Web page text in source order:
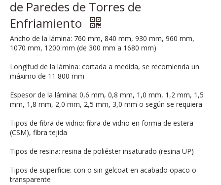
de Paredes de Torres de
Enfriamiento
Ancho de la lámina: 760 mm, 840 mm, 930 mm, 960 mm,
1070 mm, 1200 mm (de 300 mm a 1680 mm)
Longitud de la lámina: cortada a medida, se recomienda un
máximo de 11 800 mm
Espesor de la lámina: 0,6 mm, 0,8 mm, 1,0 mm, 1,2 mm, 1,5
mm, 1,8 mm, 2,0 mm, 2,5 mm, 3,0 mm o según se requiera
Tipos de fibra de vidrio: fibra de vidrio en forma de estera
(CSM), fibra tejida
Tipos de resina: resina de poliéster insaturado (resina UP)
Tipos de superficie: con o sin gelcoat en acabado opaco o
transparente